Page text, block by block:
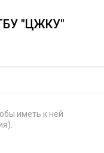
"ЦЖКУ"
иметь к ней